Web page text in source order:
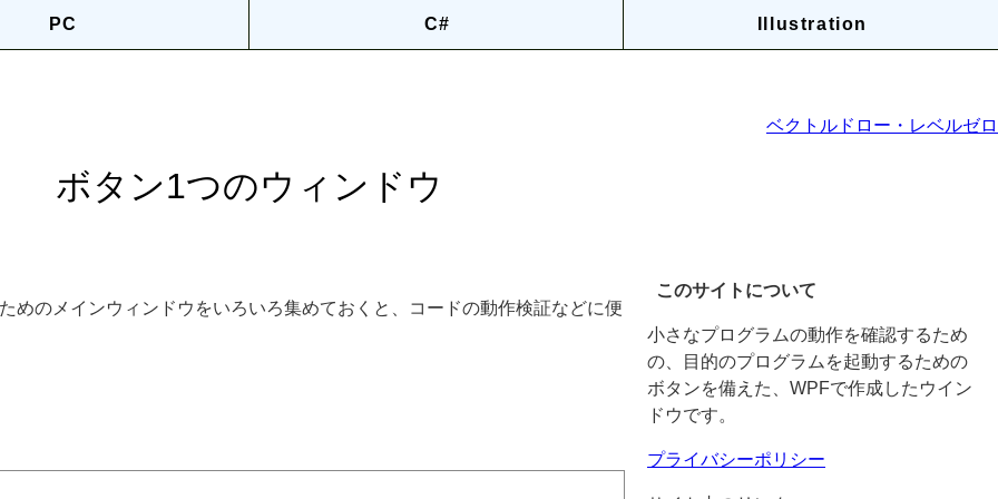
PC C# Illustration
ベクトルドロー・レベルゼロ
ボタン1つのウィンドウ
めのメインウィンドウをいろいろ集めておくと、コードの動作検証などに便
このサイトについて
小さなプログラムの動作を確認するため
の、目的のプログラムを起動するための
ボタンを備えた、WPFで作成したウイン
ドウです。
プライバシーポリシー